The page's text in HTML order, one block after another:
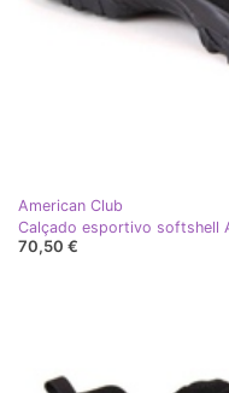
American Club
Calçado esportivo softshell
70,50 €